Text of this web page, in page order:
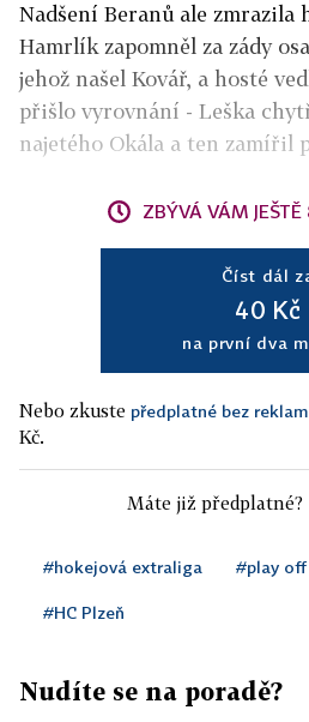
Nadšení Beranů ale
Hamrlík zapomněl za zády
jehož našel Kovář, a hosté
přišlo vyrovnání - Leška
najetého Okála a ten zamířil
ZBÝVÁ VÁM
Číst dál
40 Kč
na první dva
Nebo zkuste předplatné bez
Kč.
Máte již předplatné?
#hokejová extraliga #play off
#HC Plzeň
Nudíte se na poradě?